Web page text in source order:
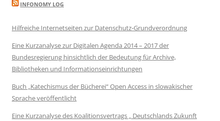
INFONOMY LOG
Hilfreiche Internetseiten zur Datenschutz-Grundverordnung
Eine Kurzanalyse zur Digitalen Agenda 2014 – 2017 der
Bundesregierung hinsichtlich der Bedeutung für Archive,
Bibliotheken und Informationseinrichtungen
Buch „Katechismus der Bücherei“ Open Access in slowakischer
Sprache veröffentlicht
Eine Kurzanalyse des Koalitionsvertrags „ Deutschlands Zukunft